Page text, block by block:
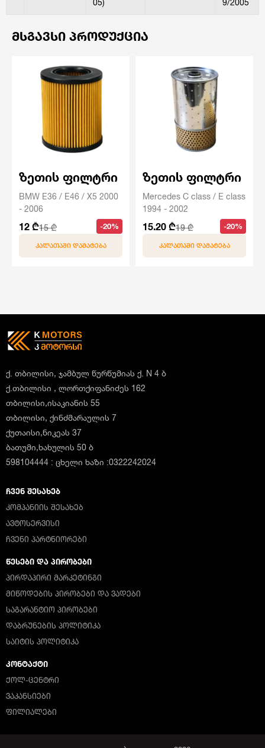
ᲛᲡᲒᲐᲕᲡᲘ ᲞᲠᲝᲓᲣᲥᲪᲘᲐ
ზეთის ფილტრი
BMW E36 / E46 / X5 2000
- 2006
12 ₾15 ₾ -20%
ᲙᲐᲚᲐᲗᲐᲨᲘ ᲓᲐᲛᲐᲢᲔᲑᲐ
ზეთის ფილტრი
Mercedes C class / E class
1994 - 2002
15.20 ₾19 ₾ -20%
ᲙᲐᲚᲐᲗᲐᲨᲘ ᲓᲐᲛᲐᲢᲔᲑᲐ
ქ. თბილისი, ჯამბულ წურწუმიას ქ. N 4 ბ
ქ.თბილისი , ლორთქიფანიძეს 162
თბილისი,ისაკიანის 55
თბილისი, ქინძმარაულის 7
ქუთაისი,ნიკეას 37
ბათუმი,ხახულის 50 ბ
598104444 : ცხელი ხაზი :0322242024
ᲩᲕᲔᲜ ᲨᲔᲡᲐᲮᲔᲑ
ᲙᲝᲛᲞᲐᲜᲘᲘᲡ ᲨᲔᲡᲐᲮᲔᲑ
ᲐᲕᲢᲝᲡᲔᲠᲕᲘᲡᲘ
ᲩᲕᲔᲜᲘ ᲞᲐᲠᲢᲜᲘᲝᲠᲔᲑᲘ
ᲬᲔᲡᲔᲑᲘ ᲓᲐ ᲞᲘᲠᲝᲑᲔᲑᲘ
ᲞᲘᲠᲓᲐᲞᲘᲠᲘ ᲛᲐᲠᲙᲔᲢᲘᲜᲒᲘ
ᲛᲘᲬᲝᲓᲔᲑᲘᲡ ᲞᲘᲠᲝᲑᲔᲑᲘ ᲓᲐ ᲕᲐᲓᲔᲑᲘ
ᲡᲐᲒᲐᲠᲐᲜᲢᲘᲝ ᲞᲘᲠᲝᲑᲔᲑᲘ
ᲓᲐᲑᲠᲣᲜᲔᲑᲘᲡ ᲞᲝᲚᲘᲢᲘᲙᲐ
ᲡᲐᲘᲢᲘᲡ ᲞᲝᲚᲘᲢᲘᲙᲐ
ᲙᲝᲜᲢᲐᲥᲢᲘ
ᲥᲝᲚ-ᲪᲔᲜᲢᲠᲘ
ᲕᲐᲙᲐᲜᲡᲘᲔᲑᲘ
ᲤᲘᲚᲘᲐᲚᲔᲑᲘ